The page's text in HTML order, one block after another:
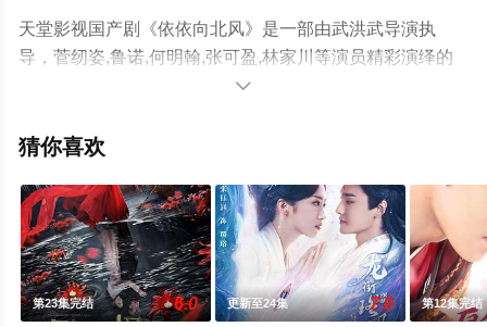
天堂影视国产剧《依依向北风》是一部由武洪武导演执
导，菅纫姿,鲁诺,何明翰,张可盈,林家川等演员精彩演绎的
中国大陆电视剧，大结局剧情已揭晓（1-40全集），手机
更多相关信息可移步至豆瓣电视剧、电视猫或剧情网等平

猜你喜欢
第23集完结 6.0 更新至24集 7.0 第12集完结